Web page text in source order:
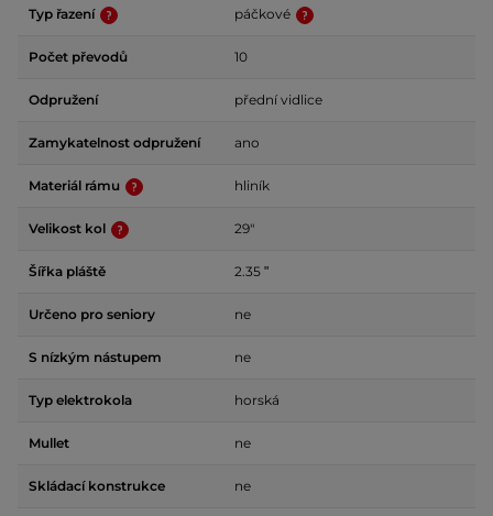
Typ řazení páčkové
Počet převodů 10
Odpružení přední vidlice
Zamykatelnost odpružení ano
Materiál rámu hliník
Velikost kol 29"
Šířka pláště 2.35 ʺ
Určeno pro seniory ne
S nízkým nástupem ne
Typ elektrokola horská
Mullet ne
Skládací konstrukce ne